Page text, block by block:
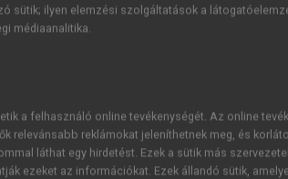
JELSZÓ
sütik; ilyen elemzési szolgáltatások a
médiaanalitika.
a felhasználó online tevékenységét. Az online
relevánsabb reklámokat jeleníthetnek meg, és
láthat egy hirdetést. Ezek a sütik más
ezeket az információkat. Ezek állandó sütik,